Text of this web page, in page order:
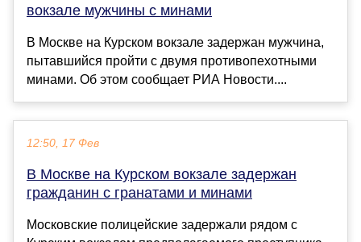
вокзале мужчины с минами
В Москве на Курском вокзале задержан мужчина,
пытавшийся пройти с двумя противопехотными
минами. Об этом сообщает РИА Новости....
12:50, 17 Фев
В Москве на Курском вокзале задержан
гражданин с гранатами и минами
Московские полицейские задержали рядом с